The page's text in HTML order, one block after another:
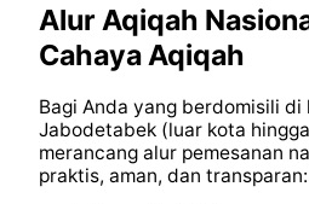
Alur Aqiqah
Cahaya Aqiqah
Bagi Anda yang berdomisili di
Jabodetabek (luar kota
merancang alur pemesanan
praktis, aman, dan transparan: